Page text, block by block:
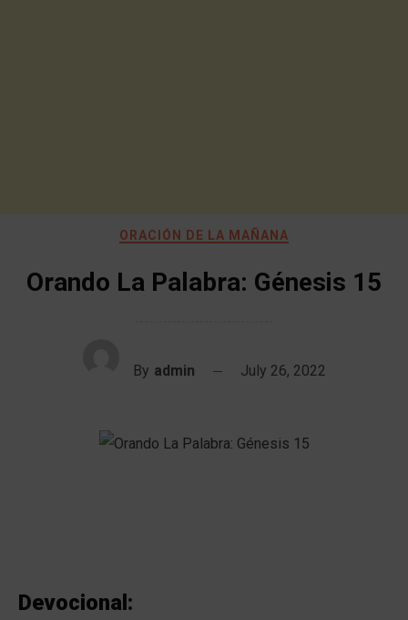
ORACIÓN DE LA MAÑANA
Orando La Palabra: Génesis 15
By admin July 26, 2022
Devocional: